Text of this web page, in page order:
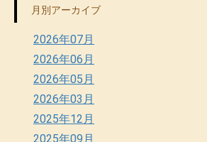
月別アーカイブ
2026年07月
2026年06月
2026年05月
2026年03月
2025年12月
2025年09月